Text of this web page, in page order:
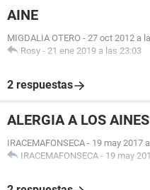
AINE
MIGDALIA OTERO - 27 oct 2012 a
Rosy - 21 ene 2019 a las 23:03
2 respuestas
ALERGIA A LOS AINES
IRACEMAFONSECA - 19 may 2017
IRACEMAFONSECA - 19 may